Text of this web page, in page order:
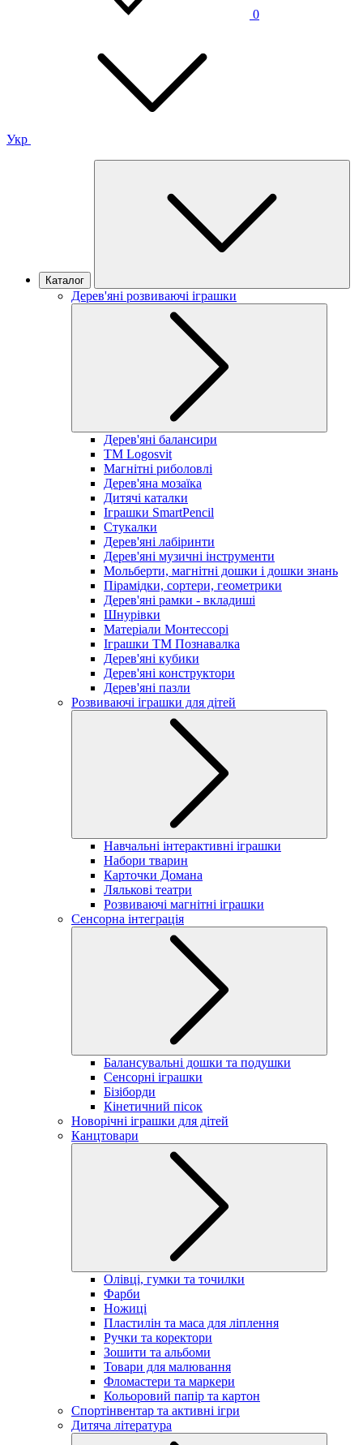
0
Укр
Каталог
Дерев'яні розвиваючі іграшки
Дерев'яні балансири
TM Logosvit
Магнітні риболовлі
Дерев'яна мозаїка
Дитячі каталки
Іграшки SmartPencil
Стукалки
Дерев'яні лабіринти
Дерев'яні музичні інструменти
Мольберти, магнітні дошки і дошки знань
Пірамідки, сортери, геометрики
Дерев'яні рамки - вкладиші
Шнурівки
Матеріали Монтессорі
Іграшки ТМ Познавалка
Дерев'яні кубики
Дерев'яні конструктори
Дерев'яні пазли
Розвиваючі іграшки для дітей
Навчальні інтерактивні іграшки
Набори тварин
Карточки Домана
Лялькові театри
Розвиваючі магнітні іграшки
Сенсорна інтеграція
Балансувальні дошки та подушки
Сенсорні іграшки
Бізіборди
Кінетичний пісок
Новорічні іграшки для дітей
Канцтовари
Олівці, гумки та точилки
Фарби
Ножиці
Пластилін та маса для ліплення
Ручки та коректори
Зошити та альбоми
Товари для малювання
Фломастери та маркери
Кольоровий папір та картон
Спортінвентар та активні ігри
Дитяча література